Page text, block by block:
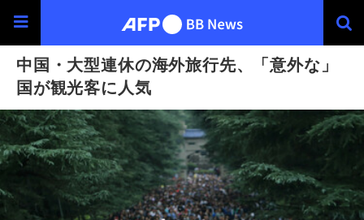
中国・大型連休の海外旅行先、「意外な」
国が観光客に人気